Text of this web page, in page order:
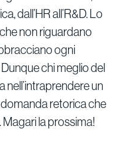
dall’HR all’R&D. Lo
non riguardano
ogni
chi meglio del
nell’intraprendere un
retorica che
la prossima!